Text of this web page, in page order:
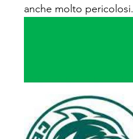
anche molto pericolosi.